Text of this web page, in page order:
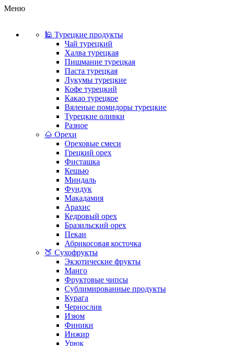
Меню
🕌 Турецкие продукты
Чай турецкий
Халва турецкая
Пишмание турецкая
Паста турецкая
Лукумы турецкие
Кофе турецкий
Какао турецкое
Вяленые помидоры турецкие
Турецкие оливки
Разное
🌰 Орехи
Ореховые смеси
Грецкий орех
Фисташка
Кешью
Миндаль
Фундук
Макадамия
Арахис
Кедровый орех
Бразильский орех
Пекан
Абрикосовая косточка
🍑 Сухофрукты
Экзотические фрукты
Манго
Фруктовые чипсы
Сублимированные продукты
Курага
Чернослив
Изюм
Финики
Инжир
Урюк